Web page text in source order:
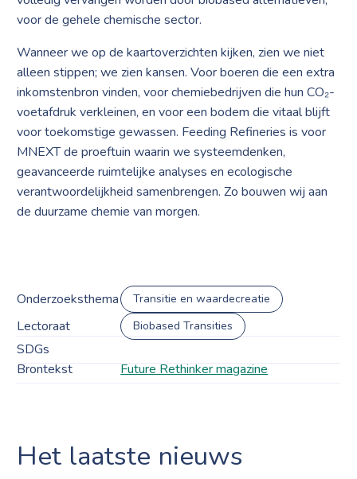
voor de gehele chemische sector.
Wanneer we op de kaart­overzichten kijken, zien we niet
alleen stippen; we zien kansen. Voor boeren die een extra
inkomstenbron vinden, voor chemiebedrijven die hun CO₂-
voetafdruk verkleinen, en voor een bodem die vitaal blijft
voor toekomstige gewassen. Feeding Refineries is voor
MNEXT de proeftuin waarin we systeemdenken,
geavanceerde ruimtelijke analyses en ecologische
verantwoordelijkheid samenbrengen. Zo bouwen wij aan
de duurzame chemie van morgen.
Onderzoeksthema Transitie en waardecreatie
Lectoraat Biobased Transities
SDGs
Brontekst
Future Rethinker magazine
Het laatste nieuws